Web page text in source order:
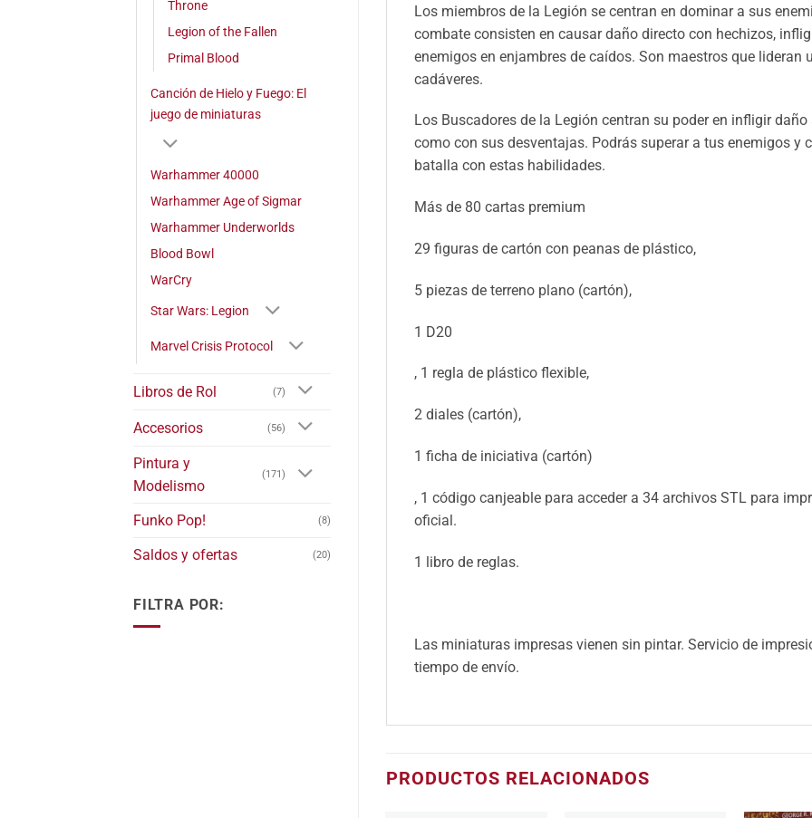
Throne
Legion of the Fallen
Primal Blood
Canción de Hielo y Fuego: El
juego de miniaturas
Warhammer 40000
Warhammer Age of Sigmar
Warhammer Underworlds
Blood Bowl
WarCry
Star Wars: Legion
Marvel Crisis Protocol
Libros de Rol (7)
Accesorios (56)
Pintura y
Modelismo
(171)
Funko Pop! (8)
Saldos y ofertas (20)
FILTRA POR:
Los miembros de la Legión se centran en dominar a sus
combate consisten en causar daño directo con hechizos,
enemigos en enjambres de caídos. Son maestros que lideran
cadáveres.
Los Buscadores de la Legión centran su poder en infligir
como con sus desventajas. Podrás superar a tus enemigos y
batalla con estas habilidades.
Más de 80 cartas premium
29 figuras de cartón con peanas de plástico,
5 piezas de terreno plano (cartón),
1 D20
, 1 regla de plástico flexible,
2 diales (cartón),
1 ficha de iniciativa (cartón)
, 1 código canjeable para acceder a 34 archivos STL para
oficial.
1 libro de reglas.
Las miniaturas impresas vienen sin pintar. Servicio de
tiempo de envío.
PRODUCTOS RELACIONADOS